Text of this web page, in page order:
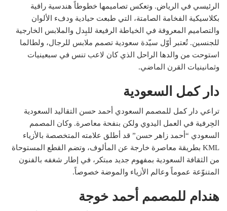
الرئيسي في الرياض. وتعكس تصاميمها خطوطاً هندسية راقية
بكلاسيكية الفخامة الصامتة، التي طبعت حيادية ودفء الألوان
والتصاميم المعروفة في الخياطة الرفيعة للبِدل والملابس الخارجية
للجنسين. تُعتبر أوّل سيّدة سعودية تصمم ملابس للرجال، ولطالما
استوحت من والدها الراحل الذي كان لاعب تنس في سبعينيات
وثمانينيات القرن الماضي.
دار كمل السعودية
تراعي دار كمل للمصمم السعودي أحمد حسن التقاليد السعودية
الحِرفية في العمل اليدوي ولكن بنفحة معاصرة. وكان المصمم
السعودي “أحمد زاهر حسن” قد أطلق علامته المتخصصة بالأزياء
KML بطريقة معاصرة خارجة عن المألوف، وتضم القطع المستوحاة
من الثقافة السعودية بمفهوم جديد مبتكر، في إطار شغفه بالفنون
المتنوّعة عموماً وعالم الأزياء والموضة خصوصاً.
هندام للمصمم أحمد خوجة